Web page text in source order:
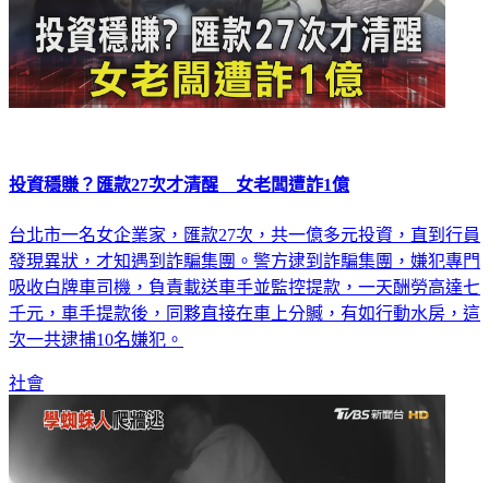
投資穩賺？匯款27次才清醒 女老闆遭詐1億
台北市一名女企業家，匯款27次，共一億多元投資，直到行員
發現異狀，才知遇到詐騙集團。警方逮到詐騙集團，嫌犯專門
吸收白牌車司機，負責載送車手並監控提款，一天酬勞高達七
千元，車手提款後，同夥直接在車上分贓，有如行動水房，這
次一共逮捕10名嫌犯。
社會